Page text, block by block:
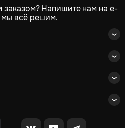
Напишите нам на e-
мы всё решим.